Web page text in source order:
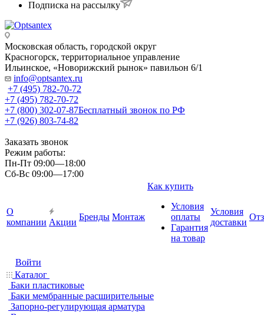
Подписка на рассылку
Московская область, городской округ
Красногорск, территориальное управление
Ильинское, «Новорижский рынок» павильон 6/1
info@optsantex.ru
+7 (495) 782-70-72
+7 (495) 782-70-72
+7 (800) 302-07-87Бесплатный звонок по РФ
+7 (926) 803-74-82
Заказать звонок
Режим работы:
Пн-Пт 09:00—18:00
Сб-Вс 09:00—17:00
О
компании Акции
Бренды Монтаж
Как купить
Условия
оплаты
Гарантия
на товар
Условия
доставки
Войти
Каталог
Баки пластиковые
Баки мембранные расширительные
Запорно-регулирующая арматура